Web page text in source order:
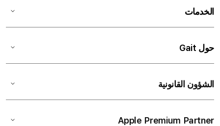
الخدمات
حول Gait
الشؤون القانونية
Apple Premium Partner